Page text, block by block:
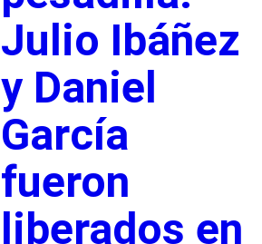
Julio Ibáñez
y Daniel
García
fueron
liberados en